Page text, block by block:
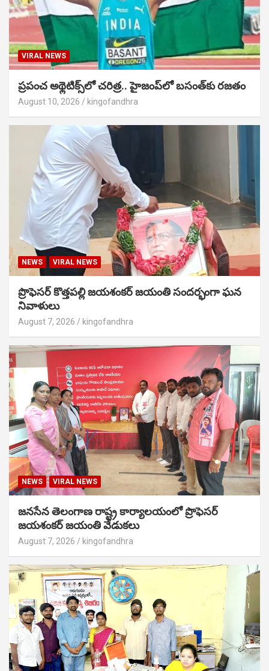
VIRAL NEWS
ప్రపంచ అథ్లెటిక్స్‌లో చరిత్ర.. హైజంప్‌లో బసంత్‌కు రజతం
August 10, 2026 kingofandhra
NEWS VIRAL NEWS
ప్రొఫెసర్ కొత్తపల్లి జయశంకర్ జయంతి సందర్భంగా ఘన
నివాళులు
August 7, 2026 kingofandhra
NEWS VIRAL NEWS
జనసేన తెలంగాణ రాష్ట్ర కార్యాలయంలో ప్రొఫెసర్
జయశంకర్ జయంతి వేడుకలు
August 7, 2026 kingofandhra